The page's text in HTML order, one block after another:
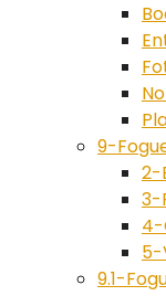
9-
2-
3-
4-
5-
9.1-